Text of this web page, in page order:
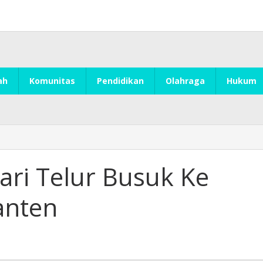
Komunitas Pendidikan Olahraga Hukum
Telur Busuk Ke